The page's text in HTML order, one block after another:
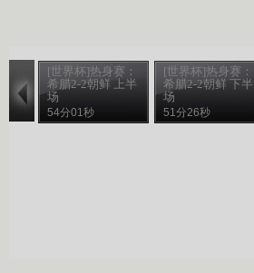
[世界杯]热身赛：
希腊2-2朝鲜 上半
场
54分01秒
[世界杯]热身赛：
希腊2-2朝鲜 下半
场
51分26秒